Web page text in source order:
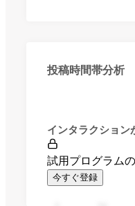
投稿時間帯分析
インタラクション
試用プログラム
今すぐ登録